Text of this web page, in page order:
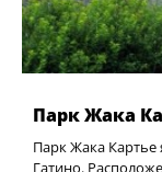
Парк Жака
Парк Жака Картье